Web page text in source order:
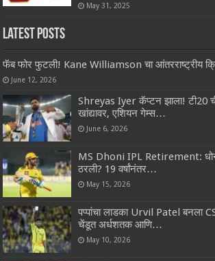
May 31, 2025
Latest Posts
फॅब फोर फुटली! Kane Williamson चा आंतरराष्ट्रीय
June 12, 2026
Shreyas Iyer कॅप्टन झाला! टी20 ची
खांद्यावर, एशियन गेम्स…
June 6, 2026
MS Dhoni IPL Retirement:
ठरली? 19 वर्षांनंतर…
May 15, 2026
पप्पांचा लाडका Urvil Patel बनला
चेंडूत अर्धशतक आणि…
May 10, 2026